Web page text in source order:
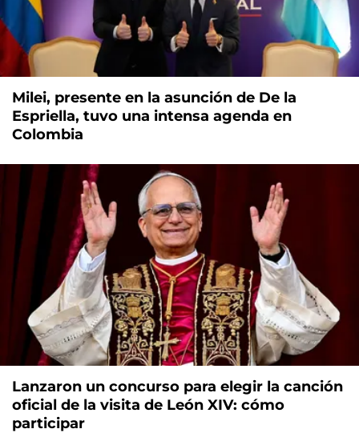
Milei, presente en la asunción de De la
Espriella, tuvo una intensa agenda en
Colombia
Lanzaron un concurso para elegir la canción
oficial de la visita de León XIV: cómo
participar